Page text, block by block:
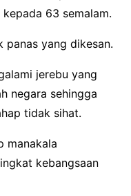
63 semalam.
panas yang dikesan.
jerebu yang
negara sehingga
tidak sihat.
manakala
kebangsaan